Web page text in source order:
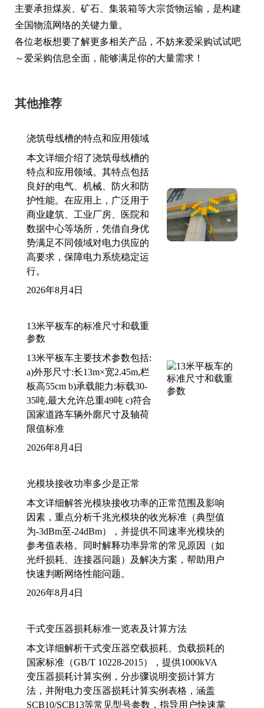
主要承担煤炭、矿石、集装箱等大宗货物运输，是构建
全国物流网络的关键力量。
各位老板想要了解更多相关产品，不妨来爱采购试试吧
～爱采购信息全面，能够满足你的大量需求！
其他推荐
浇筑母线槽的特点和应用领域
本文详细介绍了浇筑母线槽的
特点和应用领域。其特点包括
良好的电气、机械、防火和防
护性能。在应用上，广泛用于
商业建筑、工业厂房、医院和
数据中心等场所，凭借自身优
势满足不同领域对电力供应的
高要求，保障电力系统稳定运
行。
2026年8月4日
13米平板车的标准尺寸和载重
参数
13米平板车主要技术参数包括:
a)外形尺寸:长13m×宽2.45m,栏
板高55cm b)承载能力:标载30-
35吨,最大允许总重49吨 c)符合
国家道路车辆外廓尺寸及轴荷
限值标准
2026年8月4日
光模块接收功率多少是正常
本文详细解答光模块接收功率的正常范围及影响
因素，重点分析千兆光模块的收光标准（典型值
为-3dBm至-24dBm），并提供不同速率光模块的
参考值表格。同时解释功率异常的常见原因（如
光纤损耗、连接器问题）及解决方案，帮助用户
快速判断网络性能问题。
2026年8月4日
干式变压器损耗标准一览表及计算方法
本文详细解析干式变压器空载损耗、负载损耗的
国家标准（GB/T 10228-2015），提供1000kVA
变压器损耗计算实例，分步骤说明变损计算方
法，并附电力变压器损耗计算实例表格，涵盖
SCB10/SCB13等常见型号参数，指导用户快速掌